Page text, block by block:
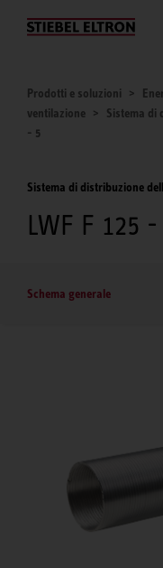
Chi siamo
Prodotti e soluzioni
ventilazione
Sistema di
- 5
Sistema di distribuzione
LWF F 125 -
Schema generale